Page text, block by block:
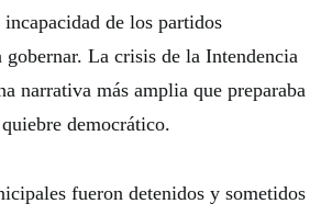
de los partidos
gobernar. La crisis de la Intendencia
narrativa más amplia que preparaba
democrático.
fueron detenidos y sometidos